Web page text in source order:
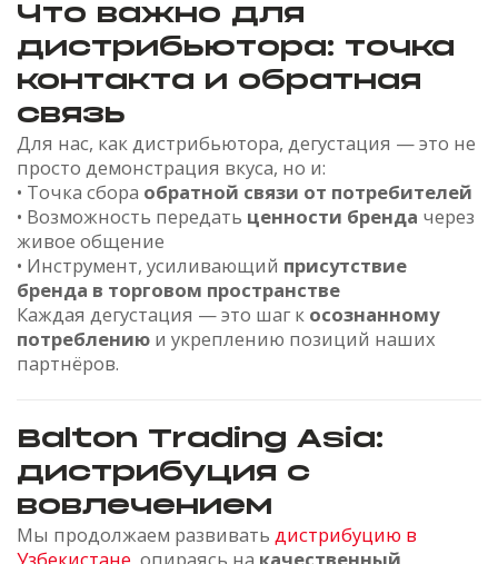
Что важно для
дистрибьютора: точка
контакта и обратная
связь
Для нас, как дистрибьютора, дегустация — это не
просто демонстрация вкуса, но и:
• Точка сбора обратной связи от потребителей
• Возможность передать ценности бренда через
живое общение
• Инструмент, усиливающий присутствие
бренда в торговом пространстве
Каждая дегустация — это шаг к осознанному
потреблению и укреплению позиций наших
партнёров.
Balton Trading Asia:
дистрибуция с
вовлечением
Мы продолжаем развивать дистрибуцию в